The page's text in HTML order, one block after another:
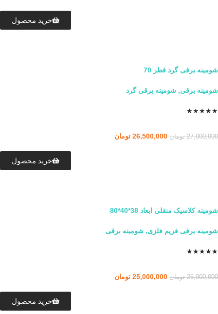
خرید محصول
شومینه برقی گرد قطر 70
شومینه برقی, شومینه برقی گرد
★
★
★
★
★
27,000,000 تومان 26,500,000 تومان
خرید محصول
شومینه کلاسیک منقلی ابعاد 38*40*80
شومینه برقی فریم فلزی, شومینه برقی
★
★
★
★
★
26,000,000 تومان 25,000,000 تومان
خرید محصول